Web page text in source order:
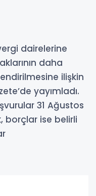
dairelerine
daha
ilişkin
yayımladı.
31 Ağustos
borçlar ise belirli